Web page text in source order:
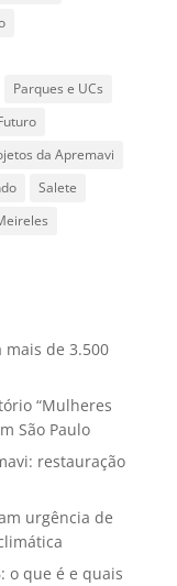
Parques e UCs
da Apremavi
Salete
mais de 3.500
“Mulheres
São Paulo
restauração
urgência de
o que é e quais